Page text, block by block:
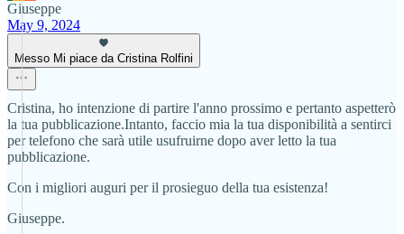
Giuseppe
May 9, 2024
Messo Mi piace da Cristina Rolfini
Cristina, ho intenzione di partire l'anno prossimo e pertanto aspetterò
la tua pubblicazione.Intanto, faccio mia la tua disponibilità a sentirci
per telefono che sarà utile usufruirne dopo aver letto la tua
pubblicazione.
Con i migliori auguri per il prosieguo della tua esistenza!
Giuseppe.